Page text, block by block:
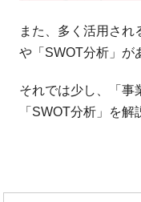
また、多く活用され
や「SWOT分析」が
それでは少し、「事
「SWOT分析」を解